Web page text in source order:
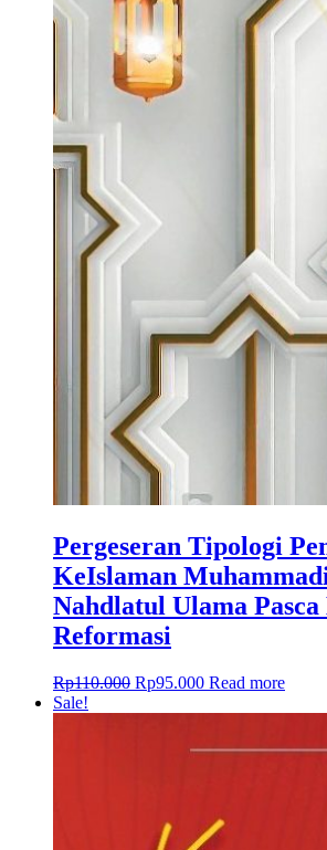
Pergeseran Tipologi
KeIslaman
Nahdlatul Ulama Pasca
Reformasi
Rp110.000 Rp95.000 Read more
Sale!